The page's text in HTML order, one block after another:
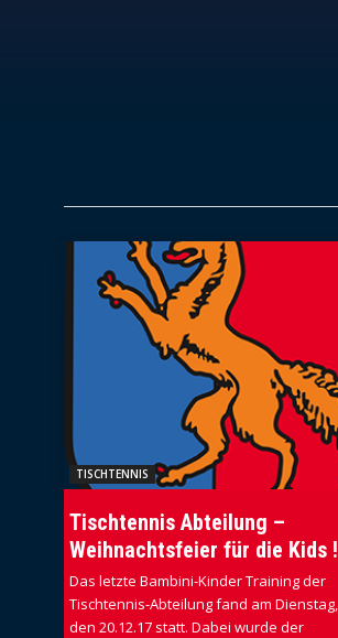
TISCHTENNIS
Tischtennis Abteilung –
Weihnachtsfeier für die Kids !
Das letzte Bambini-Kinder Training der
Tischtennis-Abteilung fand am Dienstag,
den 20.12.17 statt. Dabei wurde der